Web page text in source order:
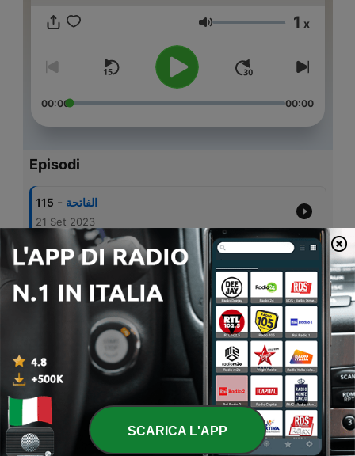
Volume 1 x
00:00 00:00
Episodi
115 - الفاتحة
21 Set 2023
114 - البقرة-1
113 - البقرة-2
21 Set 2023
آل عمران
22 Set 2023
111
22 Set 2023 SCARICA L'APP